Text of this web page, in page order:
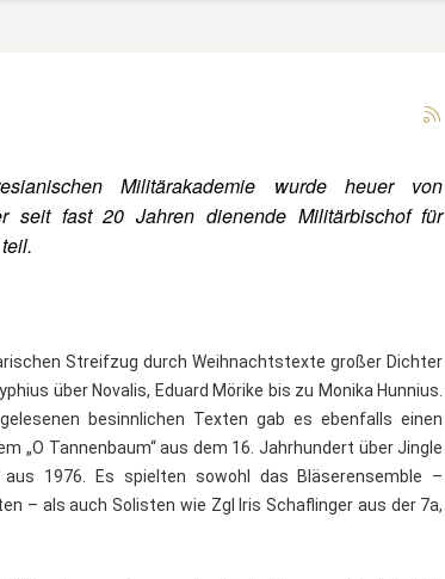
Militärakademie wurde heuer von
seit fast 20 Jahren dienende Militärbischof für
Streifzug durch Weihnachtstexte großer Dichter
über Novalis, Eduard Mörike bis zu Monika Hunnius.
besinnlichen Texten gab es ebenfalls einen
„O Tannenbaum“ aus dem 16. Jahrhundert über Jingle
1976. Es spielten sowohl das Bläserensemble –
– als auch Solisten wie Zgl Iris Schaflinger aus der 7a,